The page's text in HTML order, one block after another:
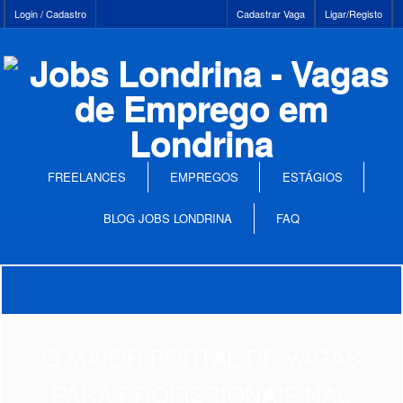
Login / Cadastro Ligar/Registo
Cadastrar Vaga
FREELANCES EMPREGOS ESTÁGIOS
BLOG JOBS LONDRINA FAQ